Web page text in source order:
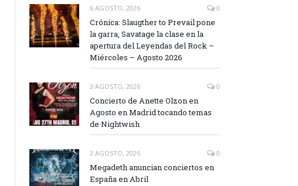
6 AGOSTO, 2026 0
Crónica: Slaugther to Prevail pone
la garra, Savatage la clase en la
apertura del Leyendas del Rock –
Miércoles – Agosto 2026
3 AGOSTO, 2026 0
Concierto de Anette Olzon en
Agosto en Madrid tocando temas
de Nightwish
3 AGOSTO, 2026 0
Megadeth anuncian conciertos en
España en Abril